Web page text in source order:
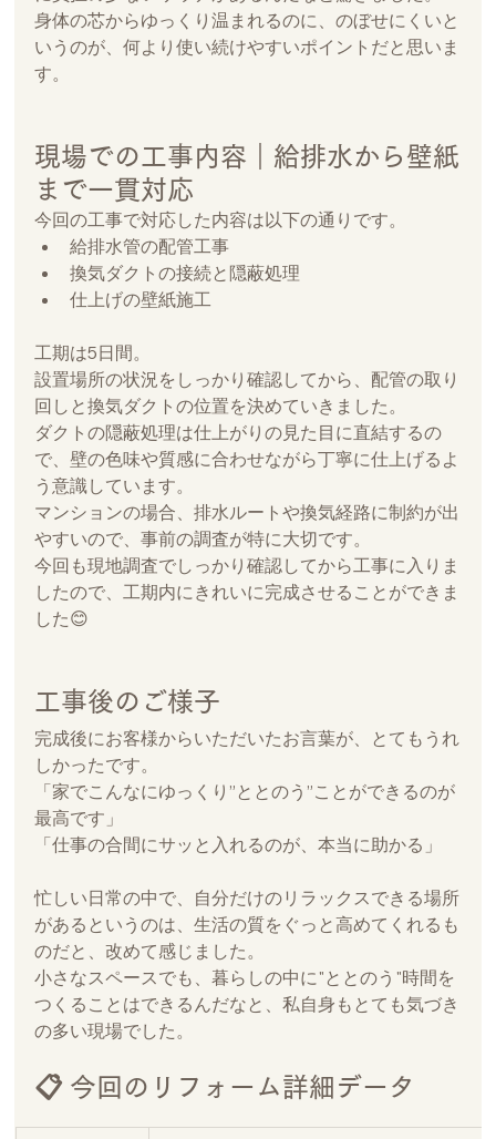
身体の芯からゆっくり温まれるのに、のぼせにくいと
いうのが、何より使い続けやすいポイントだと思いま
す。
現場での工事内容｜給排水から壁紙
まで一貫対応
今回の工事で対応した内容は以下の通りです。
給排水管の配管工事
換気ダクトの接続と隠蔽処理
仕上げの壁紙施工
工期は5日間。
設置場所の状況をしっかり確認してから、配管の取り
回しと換気ダクトの位置を決めていきました。
ダクトの隠蔽処理は仕上がりの見た目に直結するの
で、壁の色味や質感に合わせながら丁寧に仕上げるよ
う意識しています。
マンションの場合、排水ルートや換気経路に制約が出
やすいので、事前の調査が特に大切です。
今回も現地調査でしっかり確認してから工事に入りま
したので、工期内にきれいに完成させることができま
した😊
工事後のご様子
完成後にお客様からいただいたお言葉が、とてもうれ
しかったです。
「家でこんなにゆっくり”ととのう”ことができるのが
最高です」
「仕事の合間にサッと入れるのが、本当に助かる」
忙しい日常の中で、自分だけのリラックスできる場所
があるというのは、生活の質をぐっと高めてくれるも
のだと、改めて感じました。
小さなスペースでも、暮らしの中に"ととのう"時間を
つくることはできるんだなと、私自身もとても気づき
の多い現場でした。
📋 今回のリフォーム詳細データ